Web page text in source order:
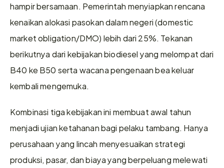
hampir bersamaan. Pemerintah menyiapkan rencana
kenaikan alokasi pasokan dalam negeri (domestic
market obligation/DMO) lebih dari 25%. Tekanan
berikutnya dari kebijakan biodiesel yang melompat dari
B40 ke B50 serta wacana pengenaan bea keluar
kembali mengemuka.
Kombinasi tiga kebijakan ini membuat awal tahun
menjadi ujian ketahanan bagi pelaku tambang. Hanya
perusahaan yang lincah menyesuaikan strategi
produksi, pasar, dan biaya yang berpeluang melewati